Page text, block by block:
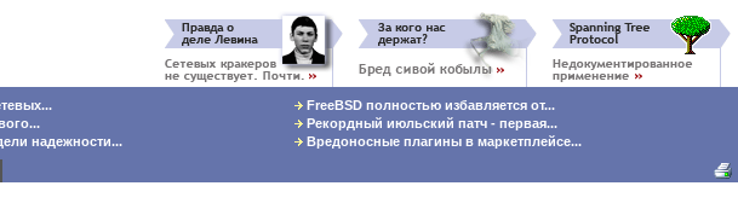
надежности...
FreeBSD полностью избавляется от...
Рекордный июльский патч - первая...
Вредоносные плагины в маркетплейсе...